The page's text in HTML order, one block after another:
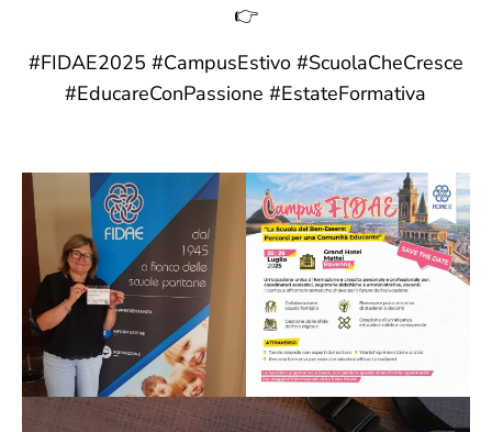
👉
#FIDAE2025 #CampusEstivo #ScuolaCheCresce
#EducareConPassione #EstateFormativa